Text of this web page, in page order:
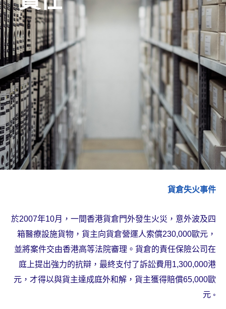
貨倉失火事件
於2007年10月，一間香港貨倉門外發生火災，意外波及四
箱醫療設施貨物，貨主向貨倉營運人索償230,000歐元，
並將案件交由香港高等法院審理。貨倉的責任保險公司在
庭上提出強力的抗辯，最終支付了訴訟費用1,300,000港
元，才得以與貨主達成庭外和解，貨主獲得賠償65,000歐
元 ◦